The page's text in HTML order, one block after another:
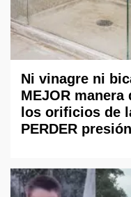
Ni vinagre ni
MEJOR
los orificios de
PERDER presión